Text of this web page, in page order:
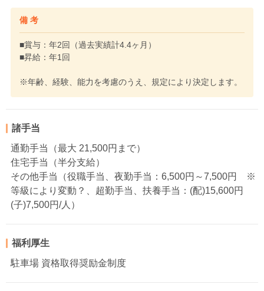
備 考
■賞与：年2回（過去実績計4.4ヶ月）
■昇給：年1回
※年齢、経験、能力を考慮のうえ、規定により決定します。
諸手当
通勤手当（最大 21,500円まで）
住宅手当（半分支給）
その他手当（役職手当、夜勤手当：6,500円～7,500円 ※
等級により変動？、超勤手当、扶養手当：(配)15,600円
(子)7,500円/人）
福利厚生
駐車場 資格取得奨励金制度